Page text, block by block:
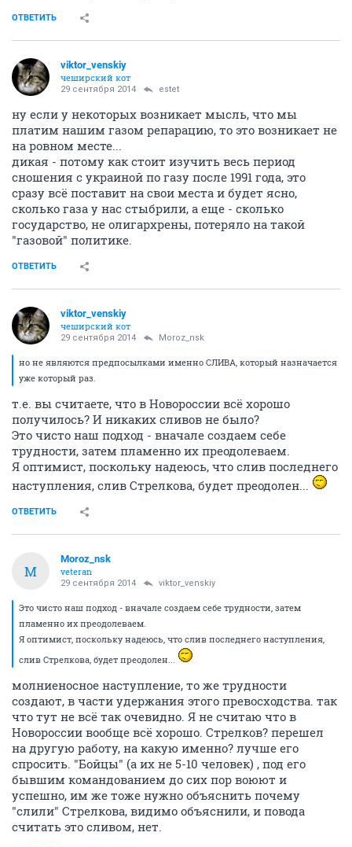
ОТВЕТИТЬ
viktor_venskiy
чеширский кот
29 сентября 2014 estet
ну если у некоторых возникает мысль, что мы
платим нашим газом репарацию, то это возникает не
на ровном месте...
дикая - потому как стоит изучить весь период
сношения с украиной по газу после 1991 года, это
сразу всё поставит на свои места и будет ясно,
сколько газа у нас стыбрили, а еще - сколько
государство, не олигархрены, потеряло на такой
"газовой" политике.
ОТВЕТИТЬ
viktor_venskiy
чеширский кот
29 сентября 2014 Moroz_nsk
но не являются предпосылками именно СЛИВА, который назначается
уже который раз.
т.е. вы считаете, что в Новороссии всё хорошо
получилось? И никаких сливов не было?
Это чисто наш подход - вначале создаем себе
трудности, затем пламенно их преодолеваем.
Я оптимист, поскольку надеюсь, что слив последнего
наступления, слив Стрелкова, будет преодолен...
ОТВЕТИТЬ
M
Moroz_nsk
veteran
29 сентября 2014 viktor_venskiy
Это чисто наш подход - вначале создаем себе трудности, затем
пламенно их преодолеваем.
Я оптимист, поскольку надеюсь, что слив последнего наступления,
слив Стрелкова, будет преодолен...
молниеносное наступление, то же трудности
создают, в части удержания этого превосходства. так
что тут не всё так очевидно. Я не считаю что в
Новороссии вообще всё хорошо. Стрелков? перешел
на другую работу, на какую именно? лучше его
спросить. "Бойцы" (а их не 5-10 человек) , под его
бывшим командованием до сих пор воюют и
успешно, им же тоже нужно объяснить почему
"слили" Стрелкова, видимо объяснили, и повода
считать это сливом, нет.